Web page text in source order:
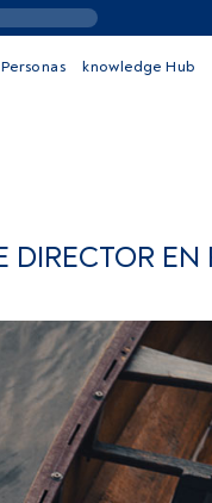
Personas knowledge Hub
EN